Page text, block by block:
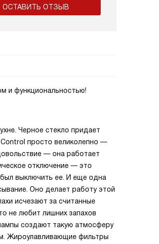
ОСТАВИТЬ ОТЗЫВ
и функциональностью!
Черное стекло придает
просто великолепно —
— она работает
отключение — это
выключить ее. И еще одна
Оно делает работу этой
исчезают за считанные
не любит лишних запахов
создают такую атмосферу
Жироулавливающие фильтры